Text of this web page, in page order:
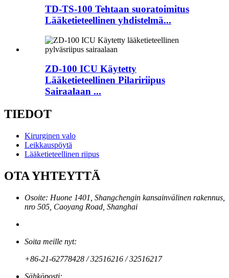
TD-TS-100 Tehtaan suoratoimitus
Lääketieteellinen yhdistelmä...
ZD-100 ICU Käytetty
Lääketieteellinen Pilaririipus
Sairaalaan ...
TIEDOT
Kirurginen valo
Leikkauspöytä
Lääketieteellinen riipus
OTA YHTEYTTÄ
Osoite: Huone 1401, Shangchengin kansainvälinen rakennus,
nro 505, Caoyang Road, Shanghai
Soita meille nyt:
+86-21-62778428 / 32516216 / 32516217
Sähköposti: